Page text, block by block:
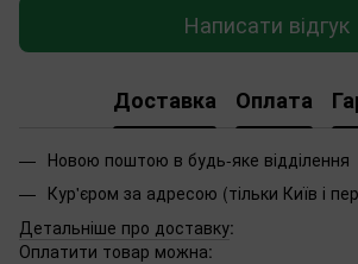
Написати відгук
Доставка Оплата
Новою поштою в будь-яке відділення
Кур'єром за адресою (тільки Київ і
Детальніше про доставку:
Оплатити товар можна: